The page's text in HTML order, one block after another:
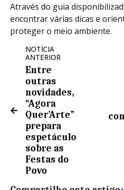
Através do guia
encontrar várias dicas e
proteger o meio ambiente.
NOTÍCIA
ANTERIOR
Entre
outras
novidades,
“Agora
Quer’Arte”
prepara
espetáculo
sobre as
Festas do
Povo